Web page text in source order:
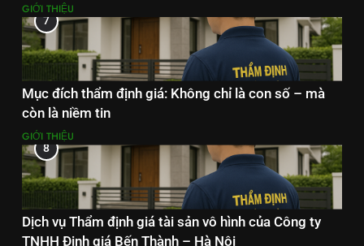
GIỚI THIỆU
7
Mục đích thẩm định giá: Không chỉ là con số – mà
còn là niềm tin
GIỚI THIỆU
8
Dịch vụ Thẩm định giá tài sản vô hình của Công ty
TNHH Định giá Bến Thành – Hà Nội